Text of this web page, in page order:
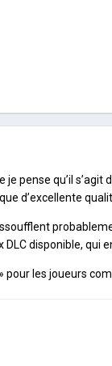
pense qu’il s’agit
d’excellente
disponible, qui
pour les joueurs